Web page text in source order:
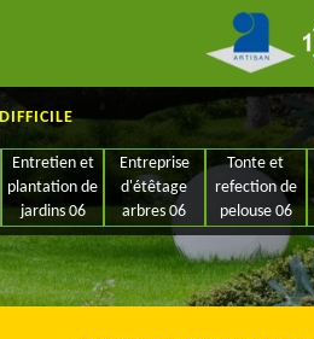
Entretien et
plantation de
jardins 06
Entreprise
d'étêtage
arbres 06
Tonte et
refection de
pelouse 06